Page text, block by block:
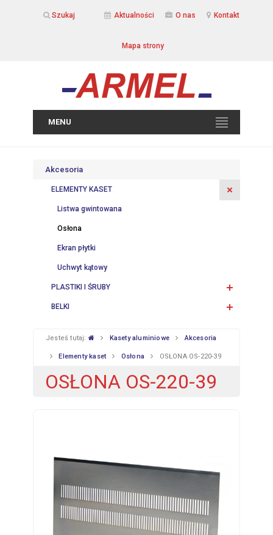
Szukaj Aktualności O nas Kontakt
Mapa strony
MENU
Akcesoria
ELEMENTY KASET
Listwa gwintowana
Osłona
Ekran płytki
Uchwyt kątowy
PLASTIKI I ŚRUBY
BELKI
Jesteś tutaj: Kasety aluminiowe Akcesoria
Elementy kaset Osłona OSŁONA OS-220-39
OSŁONA OS-220-39